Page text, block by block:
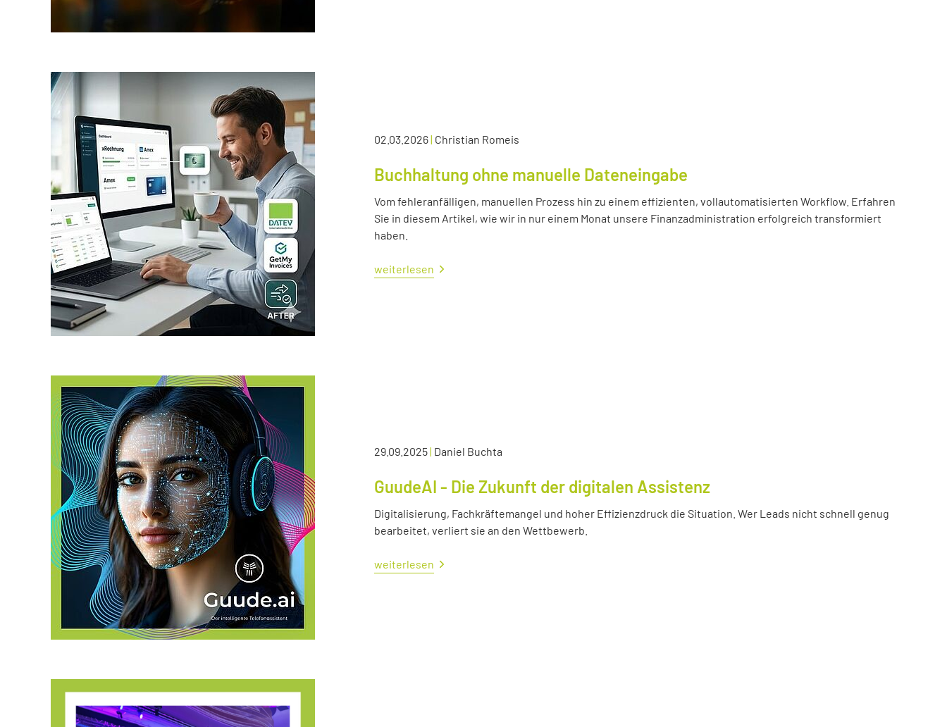
02.03.2026| Christian Romeis
Buchhaltung ohne manuelle Dateneingabe
Vom fehleranfälligen, manuellen Prozess hin zu einem effizienten, vollautomatisierten Workflow. Erfahren
Sie in diesem Artikel, wie wir in nur einem Monat unsere Finanzadministration erfolgreich transformiert
haben.
weiterlesen
29.09.2025| Daniel Buchta
GuudeAI - Die Zukunft der digitalen Assistenz
Digitalisierung, Fachkräftemangel und hoher Effizienzdruck die Situation. Wer Leads nicht schnell genug
bearbeitet, verliert sie an den Wettbewerb.
weiterlesen